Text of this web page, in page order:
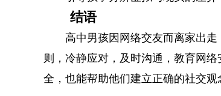
结语
高中男孩因网络交友而离家出
则，冷静应对，及时沟通，教育网
全，也能帮助他们建立正确的社交观